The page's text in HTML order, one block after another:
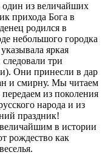
из величайших
прихода Бога в
родился в
небольшого городка
яркая
следовали три
Они принесли в дар
и смирну. Мы читаем
из поколения
народа и из
праздник!
в истории
рождество как